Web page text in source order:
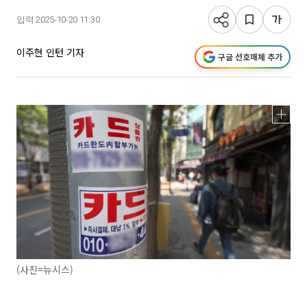
입력 2025-10-20 11:30
이주현 인턴 기자 구글 선호매체 추가
(사진=뉴시스)